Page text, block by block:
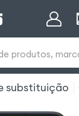
produtos,
substituição